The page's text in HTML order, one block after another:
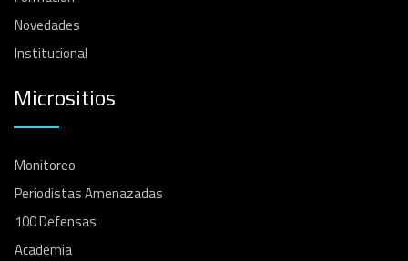
Novedades
Institucional
Micrositios
Monitoreo
Periodistas Amenazadas
100 Defensas
Academia